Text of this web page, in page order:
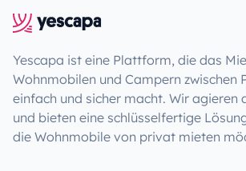
Yescapa ist eine Plattform, die das
Wohnmobilen und Campern zwischen
einfach und sicher macht. Wir agieren
und bieten eine schlüsselfertige
die Wohnmobile von privat mieten